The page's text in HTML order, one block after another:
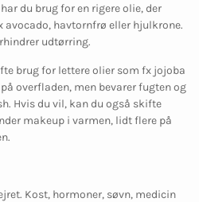
du brug for en rigere olie, der
avocado, havtornfrø eller hjulkrone.
udtørring.
brug for lettere olier som fx jojoba
overfladen, men bevarer fugten og
Hvis du vil, kan du også skifte
makeup i varmen, lidt flere på
Kost, hormoner, søvn, medicin